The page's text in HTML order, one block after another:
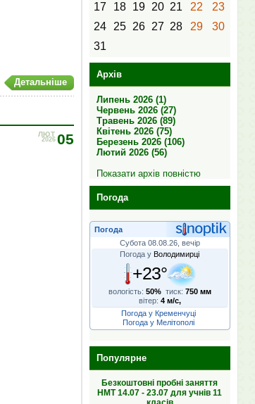
Детальніше
05
ЛЮТ
2026
17
18 19 20 21 22
23
24
25 26 27 28 29
30
31
Архів
Липень 2026 (1)
Червень 2026 (27)
Травень 2026 (89)
Квітень 2026 (75)
Березень 2026 (106)
Лютий 2026 (56)
Показати архів повністю
Погода
Погода
Субота 08.08.26, вечір
Погода у Володимирці
+23°
вологість: 50% тиск: 750 мм
вітер: 4 м/с,
Погода у Кременчуці
Погода у Мелітополі
Популярне
Безкоштовні пробні заняття
НМТ 14.07 - 23.07 для учнів 11